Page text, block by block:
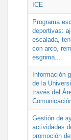
ICE
Programa
deportivas:
escalada,
con arco,
esgrima...
Información
de la
través del
Gestión de
actividades
promoción del